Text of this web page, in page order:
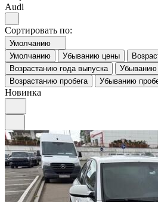
Audi
Сортировать по:
Умолчанию
Умолчанию
Убыванию цены
Возрастанию года выпуска
Убыванию
Возрастанию пробега
Убыванию
Новинка